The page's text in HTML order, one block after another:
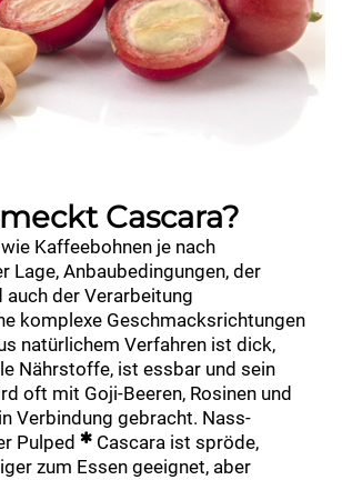
Cascara?
Kaffeebohnen je nach
Lage, Anbaubedingungen, der
auch der Verarbeitung
komplexe Geschmacksrichtungen
natürlichem Verfahren ist dick,
Nährstoffe, ist essbar und sein
oft mit Goji-Beeren, Rosinen und
Verbindung gebracht. Nass-
Pulped
Cascara ist spröde,
zum Essen geeignet, aber